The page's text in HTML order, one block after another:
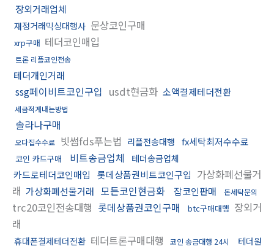
장외거래업체
재정거래믹싱대행사 문상코인구매
xrp구매 테더코인매입
트론 리플코인전송
테더개인거래
ssg페이비트코인구입 usdt현금화 소액결제테더전환
세금적게내는방법
솔라나구매
오다집수수료 빗썸fds푸는법 리플전송대행 fx세탁최저수수료
코인 카드구매 비트송금업체 테더송금업체
카드로테더코인매입 롯데상품권비트코인구입 가상화폐선물거
래 가상화폐선물거래 모든코인현금화 잡코인판매 돈세탁문의
trc20코인전송대행 롯데상품권코인구매 btc구매대행 장외거
래
휴대폰결제테더전환 테더트론구매대행 코인 송금대행 24시
테더원